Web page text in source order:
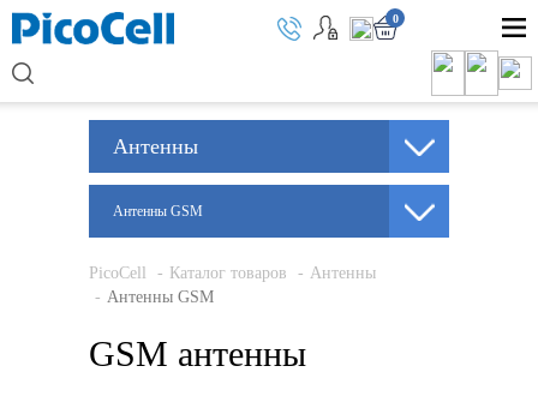
0
Антенны
Антенны GSM
PicoCell Каталог товаров
Антенны
Антенны GSM
GSM антенны